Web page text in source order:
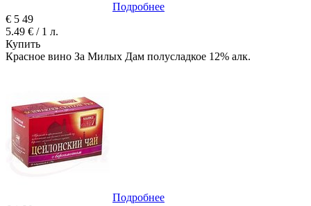
Подробнее
€ 5 49
5.49 € / 1 л.
Купить
Красное вино За Милых Дам полусладкое 12% алк.
Подробнее